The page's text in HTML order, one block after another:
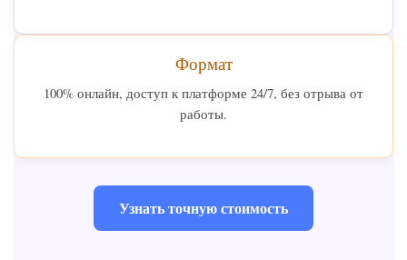
Формат
100% онлайн, доступ к платформе 24/7, без отрыва от
работы.
Узнать точную стоимость